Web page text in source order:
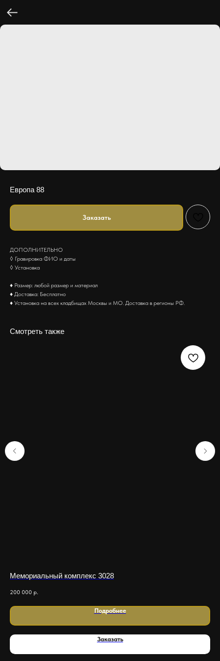
Европа 88
Заказать
ДОПОЛНИТЕЛЬНО
◊ Гравировка ФИО и даты
◊ Установка
♦ Размер: любой размер и материал
♦ Доставка: Бесплатно
♦ Установка на всех кладбищах Москвы и МО. Доставка в регионы РФ.
Смотреть также
Мемориальный комплекс 3028
200 000 р.
Подробнее
Заказать